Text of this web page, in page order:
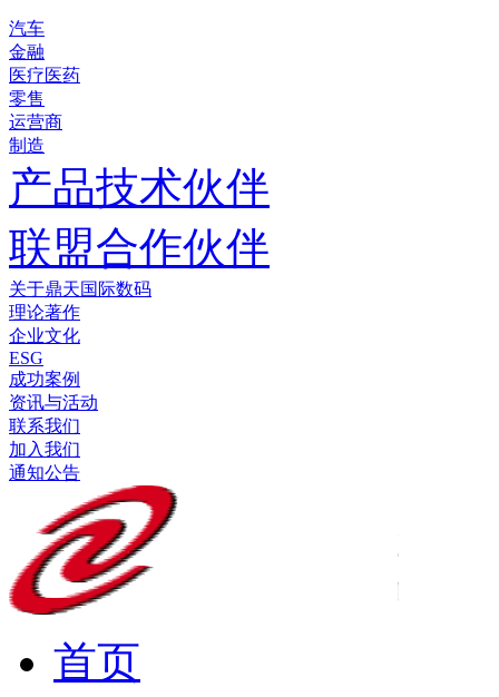
汽车
金融
医疗医药
零售
运营商
制造
产品技术伙伴
联盟合作伙伴
关于鼎天国际数码
理论著作
企业文化
ESG
成功案例
资讯与活动
联系我们
加入我们
通知公告
首页